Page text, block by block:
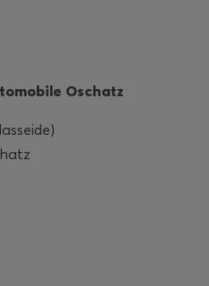
Oschatz